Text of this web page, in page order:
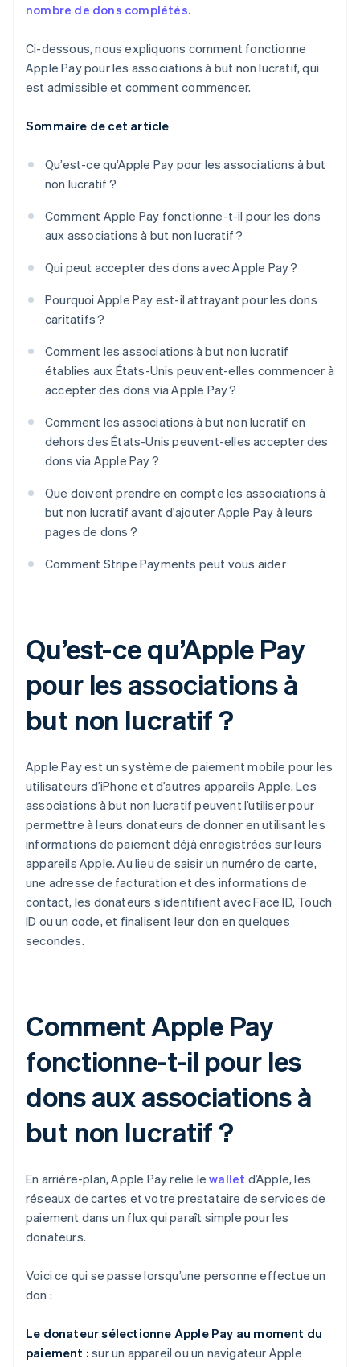
nombre de dons complétés.
Ci-dessous, nous expliquons comment fonctionne
Apple Pay pour les associations à but non lucratif, qui
est admissible et comment commencer.
Sommaire de cet article
Qu’est-ce qu’Apple Pay pour les associations à but
non lucratif ?
Comment Apple Pay fonctionne-t-il pour les dons
aux associations à but non lucratif ?
Qui peut accepter des dons avec Apple Pay ?
Pourquoi Apple Pay est-il attrayant pour les dons
caritatifs ?
Comment les associations à but non lucratif
établies aux États-Unis peuvent-elles commencer à
accepter des dons via Apple Pay ?
Comment les associations à but non lucratif en
dehors des États-Unis peuvent-elles accepter des
dons via Apple Pay ?
Que doivent prendre en compte les associations à
but non lucratif avant d'ajouter Apple Pay à leurs
pages de dons ?
Comment Stripe Payments peut vous aider
Qu’est-ce qu’Apple Pay
pour les associations à
but non lucratif ?
Apple Pay est un système de paiement mobile pour les
utilisateurs d’iPhone et d’autres appareils Apple. Les
associations à but non lucratif peuvent l’utiliser pour
permettre à leurs donateurs de donner en utilisant les
informations de paiement déjà enregistrées sur leurs
appareils Apple. Au lieu de saisir un numéro de carte,
une adresse de facturation et des informations de
contact, les donateurs s’identifient avec Face ID, Touch
ID ou un code, et finalisent leur don en quelques
secondes.
Comment Apple Pay
fonctionne-t-il pour les
dons aux associations à
but non lucratif ?
En arrière-plan, Apple Pay relie lewallet d’Apple, les
réseaux de cartes et votre prestataire de services de
paiement dans un flux qui paraît simple pour les
donateurs.
Voici ce qui se passe lorsqu’une personne effectue un
don :
Le donateur sélectionne Apple Pay au moment du
paiement : sur un appareil ou un navigateur Apple